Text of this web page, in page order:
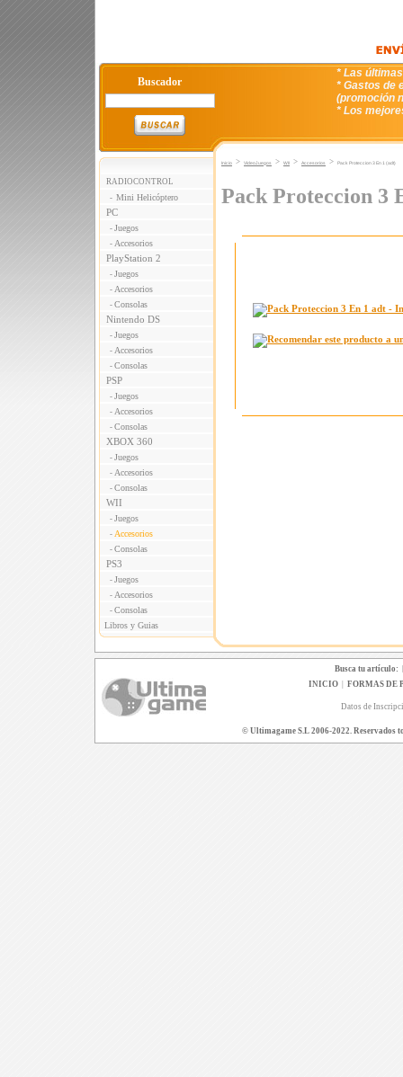
Buscador
* Las
* Gastos de
(promoción
* Los
RADIOCONTROL
- Mini Helicóptero
PC
- Juegos
- Accesorios
PlayStation 2
- Juegos
- Accesorios
- Consolas
Nintendo DS
- Juegos
- Accesorios
- Consolas
PSP
- Juegos
- Accesorios
- Consolas
XBOX 360
- Juegos
- Accesorios
- Consolas
WII
- Juegos
- Accesorios
- Consolas
PS3
- Juegos
- Accesorios
- Consolas
Libros y Guias
Inicio > VideoJuegos > WII > Accesorios > Pack Proteccion 3 En 1 (adt)
Pack Proteccion 3
Busca tu artículo:
INICIO| FORMAS DE
Datos de
© Ultimagame S.L 2006-2022. Reservados